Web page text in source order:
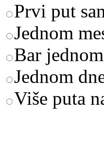
Prvi put
Jednom
Bar
Jednom
Više puta